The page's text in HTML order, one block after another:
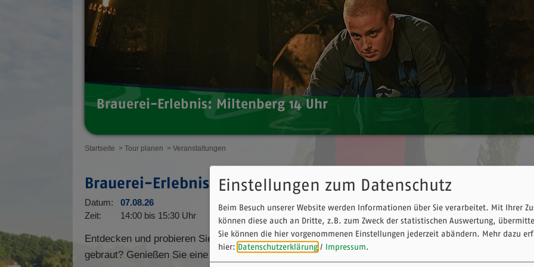
Brauerei-Erlebnis: Miltenberg 14 Uhr
Startseite > Tour planen > Veranstaltungen
Brauerei-Erlebnis: Miltenberg 14 Uhr
Datum: 07.08.26
Zeit:
14:00 bis 15:30 Uhr
Entdecken und probieren Sie das Geheimnis der Faust Bier-Spezialitäten. Wo und wie genau
gebraut? Genießen Sie eine spannende Tour!
Einstellungen zum Datenschutz
Beim Besuch unserer Website werden Informationen über Sie verarbeitet. Mit Ihrer
können diese auch an Dritte, z.B. zum Zweck der statistischen Auswertung,
Sie können die hier vorgenommenen Einstellungen jederzeit abändern. Mehr dazu
hier: Datenschutzerklärung / Impressum.